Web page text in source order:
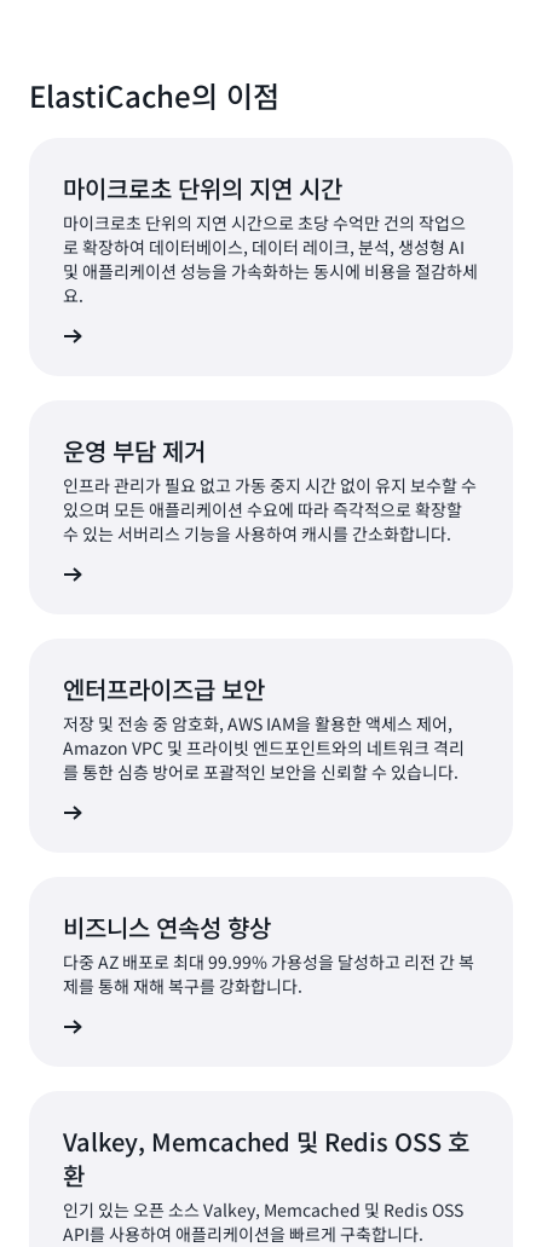
ElastiCache의 이점
마이크로초 단위의 지연 시간
마이크로초 단위의 지연 시간으로 초당 수억만 건의 작업으
로 확장하여 데이터베이스, 데이터 레이크, 분석, 생성형 AI
및 애플리케이션 성능을 가속화하는 동시에 비용을 절감하세
요.
운영 부담 제거
인프라 관리가 필요 없고 가동 중지 시간 없이 유지 보수할 수
있으며 모든 애플리케이션 수요에 따라 즉각적으로 확장할
수 있는 서버리스 기능을 사용하여 캐시를 간소화합니다.
엔터프라이즈급 보안
저장 및 전송 중 암호화, AWS IAM을 활용한 액세스 제어,
Amazon VPC 및 프라이빗 엔드포인트와의 네트워크 격리
를 통한 심층 방어로 포괄적인 보안을 신뢰할 수 있습니다.
비즈니스 연속성 향상
다중 AZ 배포로 최대 99.99% 가용성을 달성하고 리전 간 복
제를 통해 재해 복구를 강화합니다.
Valkey, Memcached 및 Redis OSS 호
환
인기 있는 오픈 소스 Valkey, Memcached 및 Redis OSS
API를 사용하여 애플리케이션을 빠르게 구축합니다.